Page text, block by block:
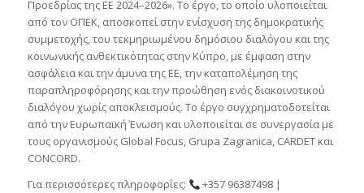
Προεδρίας της ΕΕ 2024–2026». Το έργο, το οποίο υλοποιείται
από τον ΟΠΕΚ, αποσκοπεί στην ενίσχυση της δημοκρατικής
συμμετοχής, του τεκμηριωμένου δημόσιου διαλόγου και της
κοινωνικής ανθεκτικότητας στην Κύπρο, με έμφαση στην
ασφάλεια και την άμυνα της ΕΕ, την καταπολέμηση της
παραπληροφόρησης και την προώθηση ενός διακοινοτικού
διαλόγου χωρίς αποκλεισμούς. Το έργο συγχρηματοδοτείται
από την Ευρωπαϊκή Ένωση και υλοποιείται σε συνεργασία με
τους οργανισμούς Global Focus, Grupa Zagranica, CARDET και
CONCORD.
Για περισσότερες πληροφορίες:
+357 96387498 |